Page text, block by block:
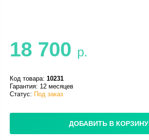
18 700 р.
Код товара: 10231
Гарантия: 12 месяцев
Статус: Под заказ
ДОБАВИТЬ В КОРЗИНУ